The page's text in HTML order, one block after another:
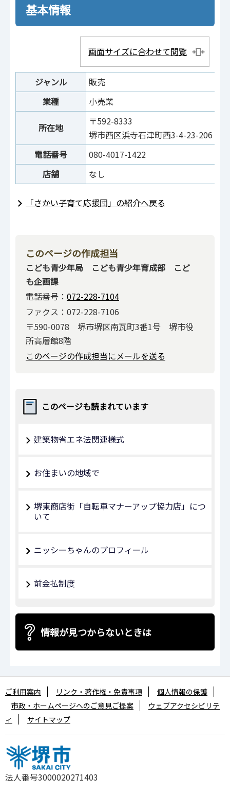
基本情報
画面サイズに合わせて閲覧
ジャンル
販売
業種
小売業
所在地
〒592-8333
堺市西区浜寺石津町西3-4-23-206
電話番号
080-4017-1422
店舗
なし
「さかい子育て応援団」の紹介へ戻る
このページの作成担当
こども青少年局 こども青少年育成部 こど
も企画課
電話番号： 072-228-7104
ファクス：072-228-7106
〒590-0078 堺市堺区南瓦町3番1号 堺市役
所高層館8階
このページの作成担当にメールを送る
このページも読まれています
建築物省エネ法関連様式
お住まいの地域で
堺東商店街「自転車マナーアップ協力店」につ
いて
ニッシーちゃんのプロフィール
前金払制度
情報が見つからないときは
法人番号3000020271403
ご利用案内 リンク・著作権・免責事項
個人情報の保護
市政・ホームページへのご意見ご提案
ウェブアクセシビリテ
ィ
サイトマップ